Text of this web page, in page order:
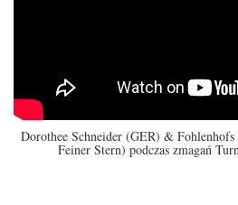
Dorothee Schneider (GER) & Fohlenhofs
Feiner Stern) podczas zmagań